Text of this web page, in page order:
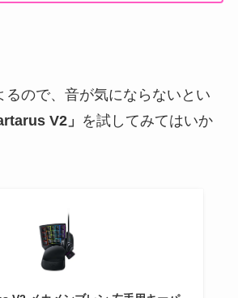
るので、音が気にならないとい
V2」 を試してみてはいか